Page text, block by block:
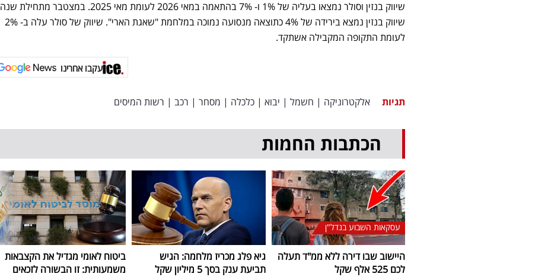
שיווק בנזין וסולר נמצאו בעליה של 1% ו- 7% בהתאמה במאי 2026 לעומת מאי 2025. במצטבר מתחילת שנה
שיווק בנזין נמצא בירידה של 4% כתוצאה מנסועה נמוכה במלחמת "שאגת הארי". שיווק של סולר עלה ב- 2%
לעומת התקופה המקבילה אשתקד.
עקבו אחרינו
תגיות אלקטרוניקה | חשמל | יבוא | כלכלה | מסחר | רכב | רשות המיסים
הכתבות החמות
עסקאות השבוע בנדל"ן
היישוב שבו דירה ללא ממ"ד תעלה
לכם 525 אלף שקל
גיא פלג מכריז מלחמה: הגיש
תביעת ענק בסך 5 מיליון שקל
ביטוח לאומי מגדיל את הקצבאות
משמעותית: זו הבשורה לזכאים